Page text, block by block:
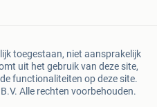
toegestaan, niet aansprakelijk
uit het gebruik van deze site,
functionaliteiten op deze site.
Alle rechten voorbehouden.